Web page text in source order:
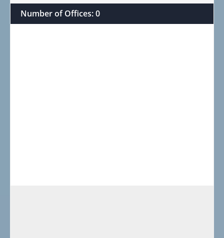
Number of Offices:0